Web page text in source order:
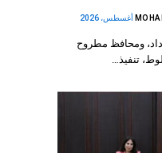
ومحافظ مطروح
تنفيذ…